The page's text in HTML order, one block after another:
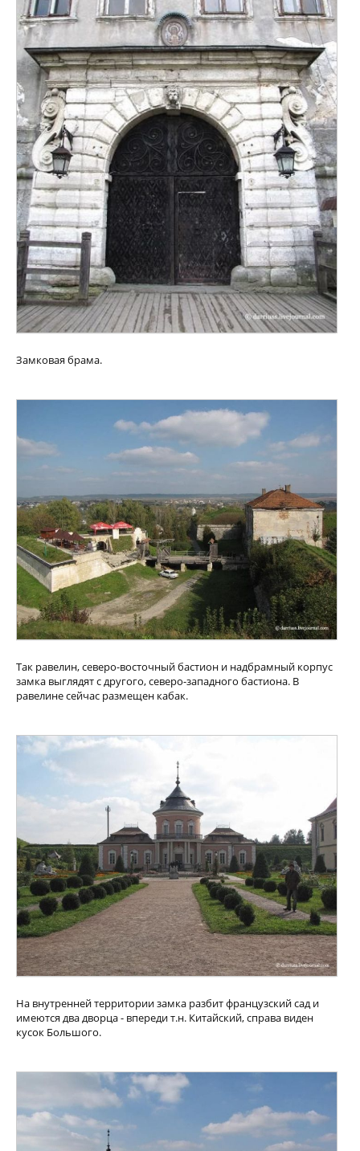
Замковая брама.
Так равелин, северо-восточный бастион и надбрамный корпус
замка выглядят с другого, северо-западного бастиона. В
равелине сейчас размещен кабак.
На внутренней территории замка разбит французский сад и
имеются два дворца - впереди т.н. Китайский, справа виден
кусок Большого.